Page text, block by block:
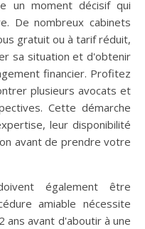
un moment décisif qui
De nombreux cabinets
gratuit ou à tarif réduit,
sa situation et d'obtenir
financier. Profitez
plusieurs avocats et
Cette démarche
leur disponibilité
avant de prendre votre
également être
amiable nécessite
avant d'aboutir à une